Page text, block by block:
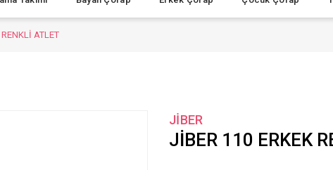
ATLET
JİBER
JİBER 110 ERKEK